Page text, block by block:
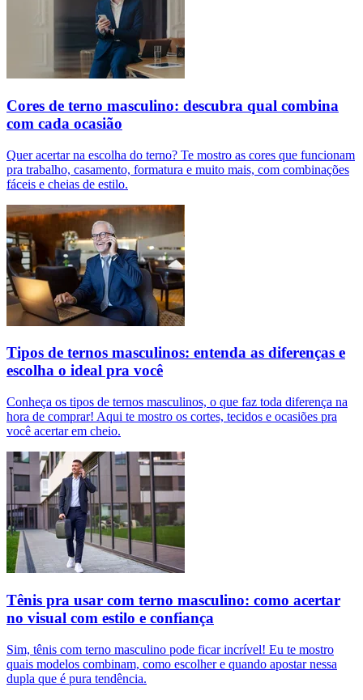
Cores de terno masculino: descubra qual combina
com cada ocasião
Quer acertar na escolha do terno? Te mostro as cores que funcionam
pra trabalho, casamento, formatura e muito mais, com combinações
fáceis e cheias de estilo.
Tipos de ternos masculinos: entenda as diferenças e
escolha o ideal pra você
Conheça os tipos de ternos masculinos, o que faz toda diferença na
hora de comprar! Aqui te mostro os cortes, tecidos e ocasiões pra
você acertar em cheio.
Tênis pra usar com terno masculino: como acertar
no visual com estilo e confiança
Sim, tênis com terno masculino pode ficar incrível! Eu te mostro
quais modelos combinam, como escolher e quando apostar nessa
dupla que é pura tendência.